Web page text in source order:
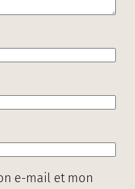
e-mail et mon